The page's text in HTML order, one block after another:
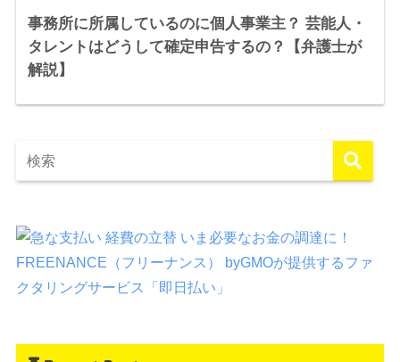
事務所に所属しているのに個人事業主？ 芸能人・
タレントはどうして確定申告するの？【弁護士が
解説】